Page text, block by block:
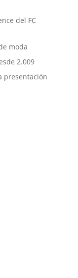
del FC
moda
2.009
presentación